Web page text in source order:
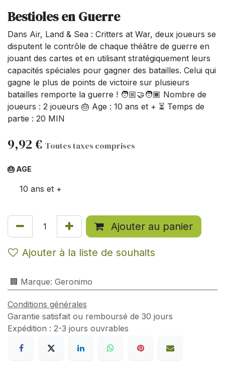
Bestioles en Guerre
Dans Air, Land & Sea : Critters at War, deux joueurs se
disputent le contrôle de chaque théâtre de guerre en
jouant des cartes et en utilisant stratégiquement leurs
capacités spéciales pour gagner des batailles. Celui qui
gagne le plus de points de victoire sur plusieurs
batailles remporte la guerre ! 🧑🏼‍🤝‍🧑🏾 Nombre de
joueurs : 2 joueurs 🎂 Age : 10 ans et + ⏳ Temps de
partie : 20 MIN
9,92 € Toutes taxes comprises
🎂 AGE
10 ans et +
Ajouter au panier
Ajouter à la liste de souhaits
🏢 Marque: Geronimo
Conditions générales
Garantie satisfait ou remboursé de 30 jours
Expédition : 2-3 jours ouvrables